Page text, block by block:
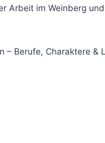
Arbeit im Weinberg
– Berufe, Charaktere &